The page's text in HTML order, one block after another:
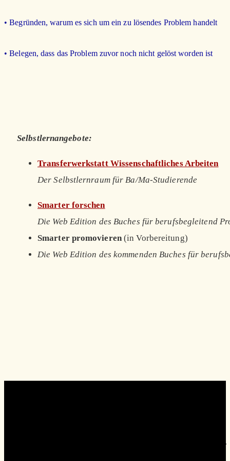
• Begründen, warum es sich um ein zu lösendes Problem handelt
• Belegen, dass das Problem zuvor noch nicht gelöst worden ist
Selbstlernangebote:
Transferwerkstatt Wissenschaftliches Arbeiten
Der Selbstlernraum für Ba/Ma-Studierende
Smarter forschen
Die Web Edition des Buches für berufsbegleitend
Smarter promovieren(in Vorbereitung)
Die Web Edition des kommenden Buches für